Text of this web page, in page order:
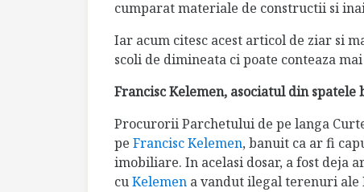
cumparat materiale de constructii si
Iar acum citesc acest articol de ziar si
scoli de dimineata ci poate conteaza
Francisc Kelemen, asociatul din
Procurorii Parchetului de pe langa
pe Francisc Kelemen, banuit ca ar fi
imobiliare. In acelasi dosar, a fost deja
cuKelemen a vandut ilegal terenuri